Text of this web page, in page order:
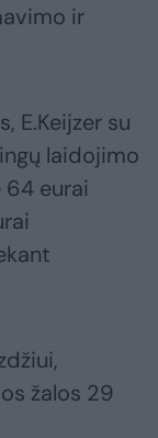
ir
E.Keijzer su
laidojimo
64 eurai
žalos 29